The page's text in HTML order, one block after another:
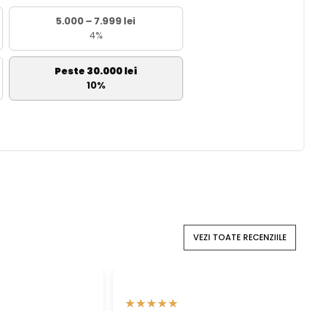
5.000 – 7.999 lei
4%
Peste 30.000 lei
10%
VEZI TOATE RECENZIILE